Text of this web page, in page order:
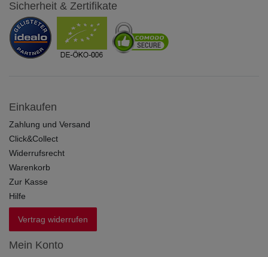
Sicherheit & Zertifikate
Einkaufen
Zahlung und Versand
Click&Collect
Widerrufsrecht
Warenkorb
Zur Kasse
Hilfe
Vertrag widerrufen
Mein Konto